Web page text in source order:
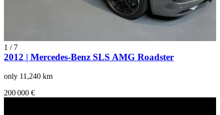
1 / 7
2012 | Mercedes-Benz SLS AMG Roadster
only 11,240 km
200 000 €